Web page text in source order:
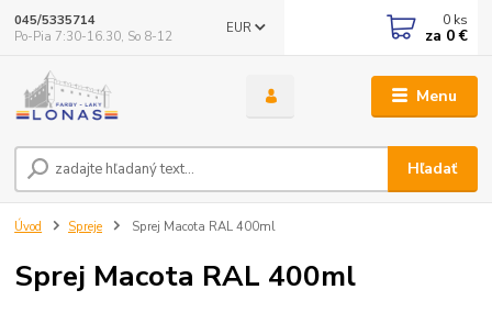
Menu
EUR
Hľadať
045/5335714
Po-Pia 7:30-16.30, So 8-12
0 ks
za 0 €
Úvod Spreje Sprej Macota RAL 400ml
Sprej Macota RAL 400ml